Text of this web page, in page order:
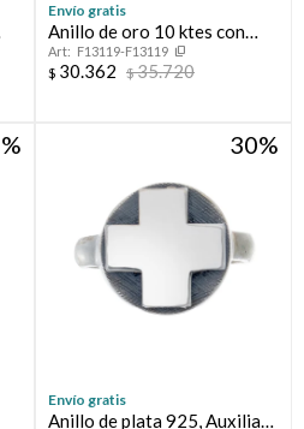
Envío gratis
Anillo de oro 10 ktes con
circonias.
F13119-F13119
$ 30.362 $35.720
30
Envío gratis
Anillo de plata 925, Auxiliar